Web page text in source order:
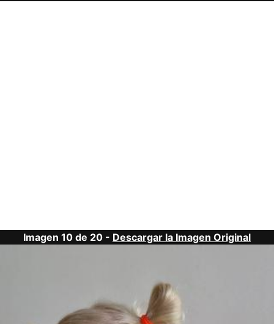
Imagen 10 de 20 - Descargar la Imagen Original